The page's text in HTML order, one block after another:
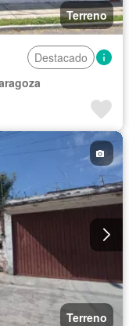
Terreno
Destacado
Terreno